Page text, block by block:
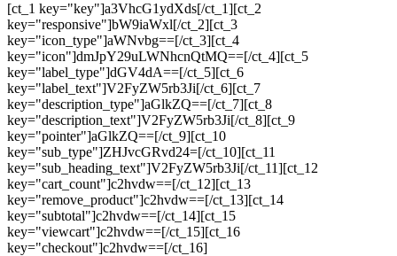
[ct_1 key="key"]a3VhcG1ydXds[/ct_1][ct_2
key="responsive"]bW9iaWxl[/ct_2][ct_3
key="icon_type"]aWNvbg==[/ct_3][ct_4
key="icon"]dmJpY29uLWNhcnQtMQ==[/ct_4][ct_5
key="label_type"]dGV4dA==[/ct_5][ct_6
key="label_text"]V2FyZW5rb3Ji[/ct_6][ct_7
key="description_type"]aGlkZQ==[/ct_7][ct_8
key="description_text"]V2FyZW5rb3Ji[/ct_8][ct_9
key="pointer"]aGlkZQ==[/ct_9][ct_10
key="sub_type"]ZHJvcGRvd24=[/ct_10][ct_11
key="sub_heading_text"]V2FyZW5rb3Ji[/ct_11][ct_12
key="cart_count"]c2hvdw==[/ct_12][ct_13
key="remove_product"]c2hvdw==[/ct_13][ct_14
key="subtotal"]c2hvdw==[/ct_14][ct_15
key="viewcart"]c2hvdw==[/ct_15][ct_16
key="checkout"]c2hvdw==[/ct_16]